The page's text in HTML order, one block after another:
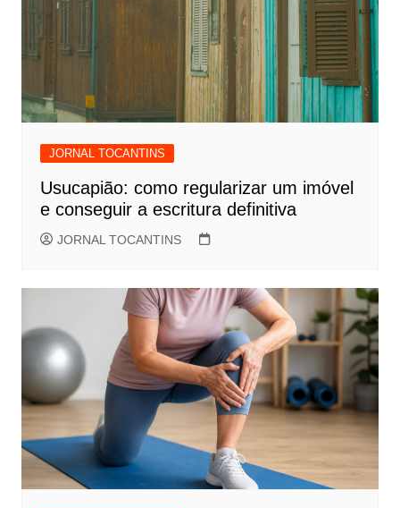
JORNAL TOCANTINS
Usucapião: como regularizar um imóvel
e conseguir a escritura definitiva
JORNAL TOCANTINS